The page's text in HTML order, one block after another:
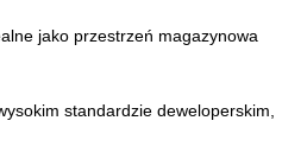
jako przestrzeń magazynowa
standardzie deweloperskim,